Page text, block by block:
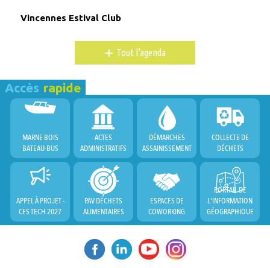
Vincennes Estival Club
+ Tout l'agenda
Accès rapide
MARNE BOIS
BATEAU-BUS
ACTES
ADMINISTRATIFS
DÉMARCHES
ASSAINISSEMENT
COLLECTE DE
DÉCHETS
APPEL À PROJET -
CES TECH 2027
PAV DÉCHETS
ALIMENTAIRES
ESPACES DE
COWORKING
PORTAIL DE
L'INFORMATION
GÉOGRAPHIQUE